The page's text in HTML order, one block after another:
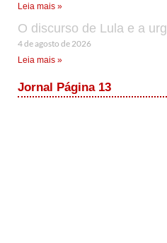
Leia mais »
O discurso de Lula e a
4 de agosto de 2026
Leia mais »
Jornal Página 13